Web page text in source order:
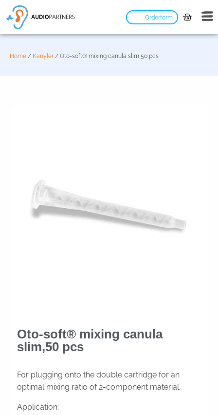
Orderform
Home / Kanyler / Oto-soft® mixing canula slim,50 pcs
Oto-soft® mixing canula
slim,50 pcs
For plugging onto the double cartridge for an
optimal mixing ratio of 2-component material.
Application: